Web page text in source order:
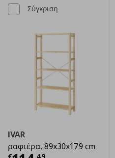
Σύγκριση
IVAR
ραφιέρα, 89x30x179 cm